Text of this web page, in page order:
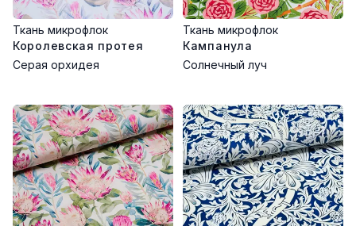
Ткань микрофлок
Королевская протея
Серая орхидея
Ткань микрофлок
Кампанула
Солнечный луч